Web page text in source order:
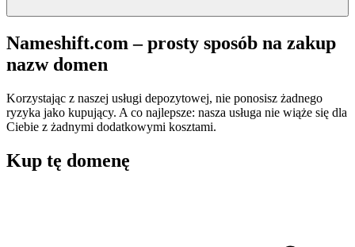
Nameshift.com – prosty sposób na zakup
nazw domen
Korzystając z naszej usługi depozytowej, nie ponosisz żadnego
ryzyka jako kupujący. A co najlepsze: nasza usługa nie wiąże się dla
Ciebie z żadnymi dodatkowymi kosztami.
Kup tę domenę